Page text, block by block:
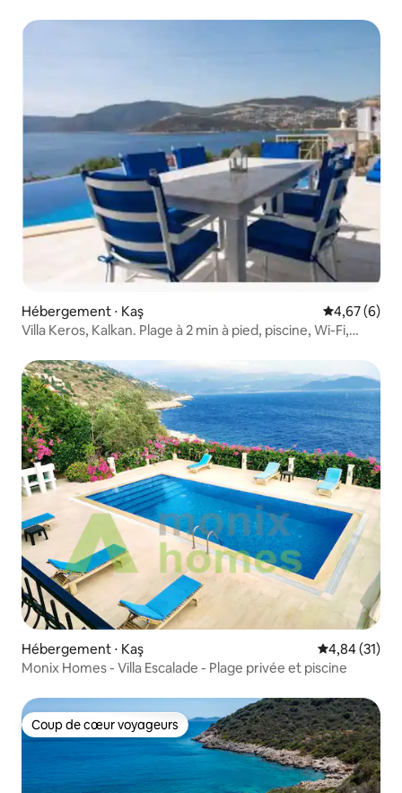
Hébergement ⋅ Kaş Évaluation
4,67 (6)
Villa Keros, Kalkan. Plage à 2 min à pied, piscine, Wi-Fi,
Hébergement ⋅ Kaş Évaluation
4,84 (31)
Monix Homes - Villa Escalade - Plage privée et piscine
Coup de cœur voyageurs
Coup de cœur voyageurs